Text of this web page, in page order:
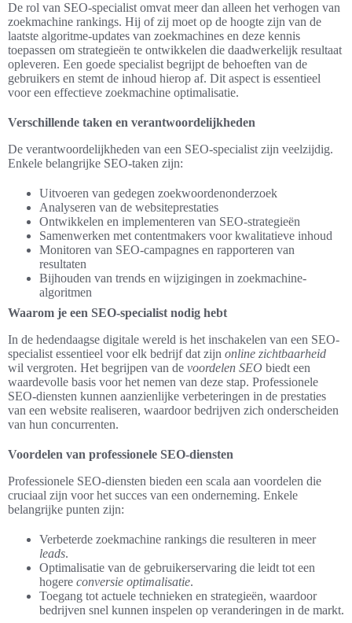
De rol van SEO-specialist omvat meer dan alleen het verhogen van
zoekmachine rankings. Hij of zij moet op de hoogte zijn van de
laatste algoritme-updates van zoekmachines en deze kennis
toepassen om strategieën te ontwikkelen die daadwerkelijk resultaat
opleveren. Een goede specialist begrijpt de behoeften van de
gebruikers en stemt de inhoud hierop af. Dit aspect is essentieel
voor een effectieve zoekmachine optimalisatie.
Verschillende taken en verantwoordelijkheden
De verantwoordelijkheden van een SEO-specialist zijn veelzijdig.
Enkele belangrijke SEO-taken zijn:
Uitvoeren van gedegen zoekwoordenonderzoek
Analyseren van de websiteprestaties
Ontwikkelen en implementeren van SEO-strategieën
Samenwerken met contentmakers voor kwalitatieve inhoud
Monitoren van SEO-campagnes en rapporteren van
resultaten
Bijhouden van trends en wijzigingen in zoekmachine-
algoritmen
Waarom je een SEO-specialist nodig hebt
In de hedendaagse digitale wereld is het inschakelen van een SEO-
specialist essentieel voor elk bedrijf dat zijn online zichtbaarheid
wil vergroten. Het begrijpen van de voordelen SEO biedt een
waardevolle basis voor het nemen van deze stap. Professionele
SEO-diensten kunnen aanzienlijke verbeteringen in de prestaties
van een website realiseren, waardoor bedrijven zich onderscheiden
van hun concurrenten.
Voordelen van professionele SEO-diensten
Professionele SEO-diensten bieden een scala aan voordelen die
cruciaal zijn voor het succes van een onderneming. Enkele
belangrijke punten zijn:
Verbeterde zoekmachine rankings die resulteren in meer
leads.
Optimalisatie van de gebruikerservaring die leidt tot een
hogere conversie optimalisatie.
Toegang tot actuele technieken en strategieën, waardoor
bedrijven snel kunnen inspelen op veranderingen in de markt.